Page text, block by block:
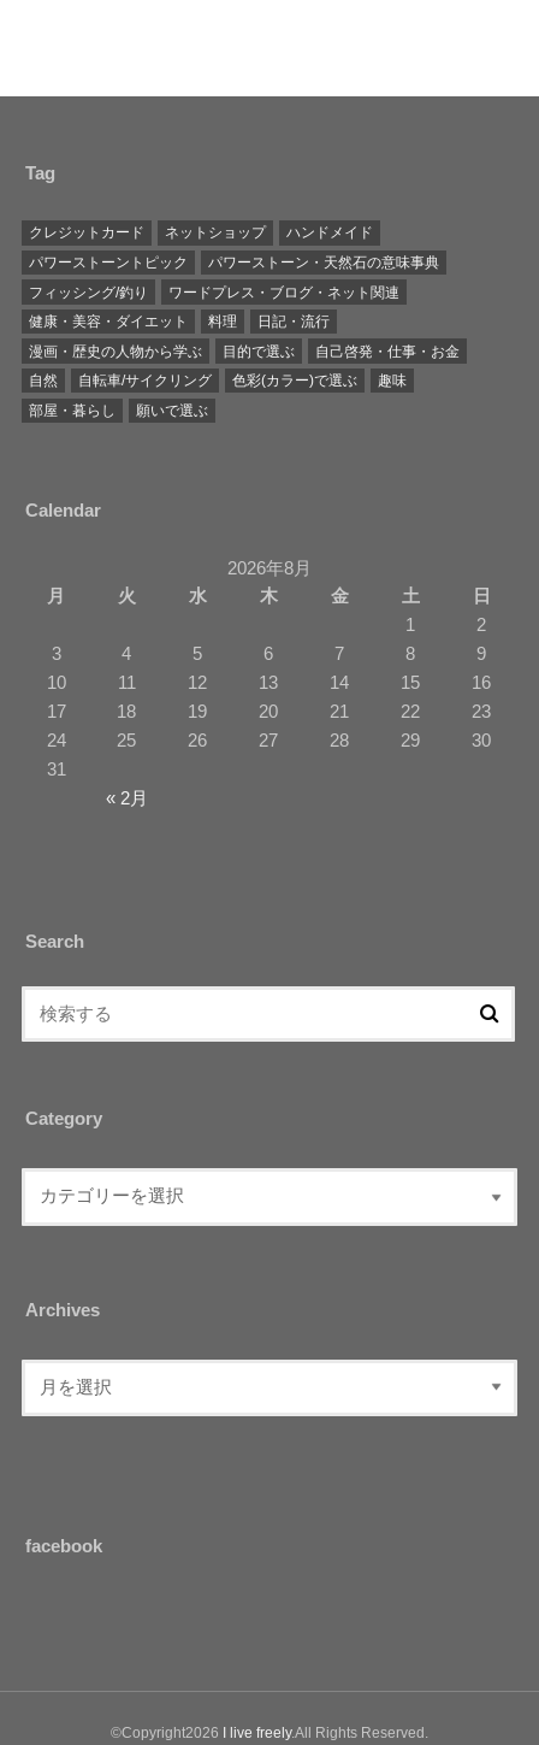
Tag
クレジットカード ネットショップ
ハンドメイド
パワーストーントピック
パワーストーン・天然石の意味事典
フィッシング/釣り
ワードプレス・ブログ・ネット関連
健康・美容・ダイエット
料理
日記・流行
漫画・歴史の人物から学ぶ
目的で選ぶ
自己啓発・仕事・お金
自然
自転車/サイクリング 色彩(カラー)で選ぶ
趣味
部屋・暮らし
願いで選ぶ
Calendar
2026年8月
月
火 水 木 金 土 日
« 2月
1
2
3
4 5 6 7 8
9
10
11 12 13 14 15
16
17
18 19 20 21 22
23
24
25 26 27 28 29
30
31
Search
Category
Archives
facebook
©Copyright2026 I live freely.All Rights Reserved.